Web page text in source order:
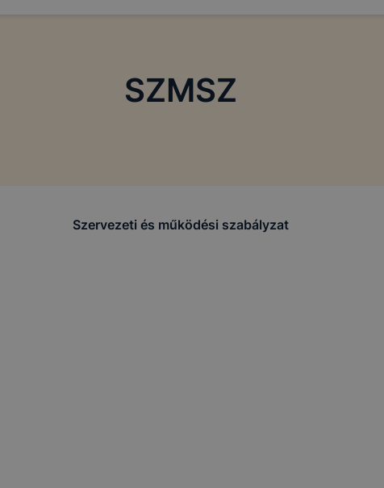
SZMSZ
Szervezeti és működési szabályzat